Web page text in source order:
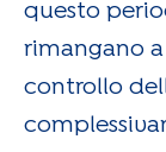
questo
rimangano a
controllo